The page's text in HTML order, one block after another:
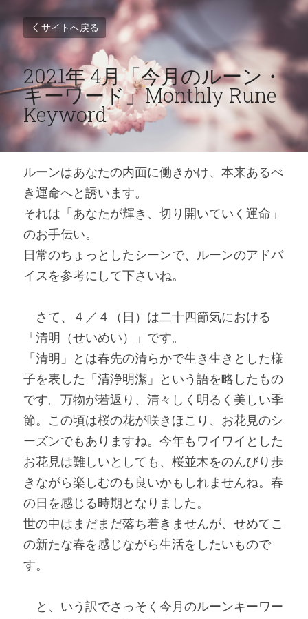
サイトへ戻る
2021年 4月「今月のルーン・
キーワード」Monthly Rune
Keyword
ルーンはあなたの内面に働きかけ、本来あるべ
き運命へと誘います。
それは「あなたが輝き、切り開いていく運命」
のお手伝い。
日常のちょっとしたシーンで、ルーンのアドバ
イスを参考にして下さいね。
さて、４／４（日）は二十四節気における
「清明（せいめい）」です。
「清明」とは春先の清らかで生き生きとした様
子を表した「清浄明潔」という語を略したもの
です。万物が若返り、清々しく明るく美しい季
節。この頃は桜の花が咲きほこり、お花見のシ
ーズンでもありますね。今年もワイワイとした
お花見は難しいとしても、桜並木をのんびり歩
きながら楽しむのも良いかもしれませんね。春
の日を感じる時期となりました。
世の中はまだまだ落ち着きませんが、せめてこ
の新たな春を感じながら生活をしたいもので
す。
と、いう訳でさっそく今月のルーンキーワー